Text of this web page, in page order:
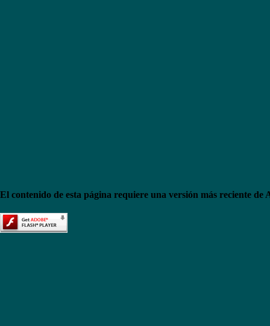
El contenido de esta página requiere una versión más reciente de